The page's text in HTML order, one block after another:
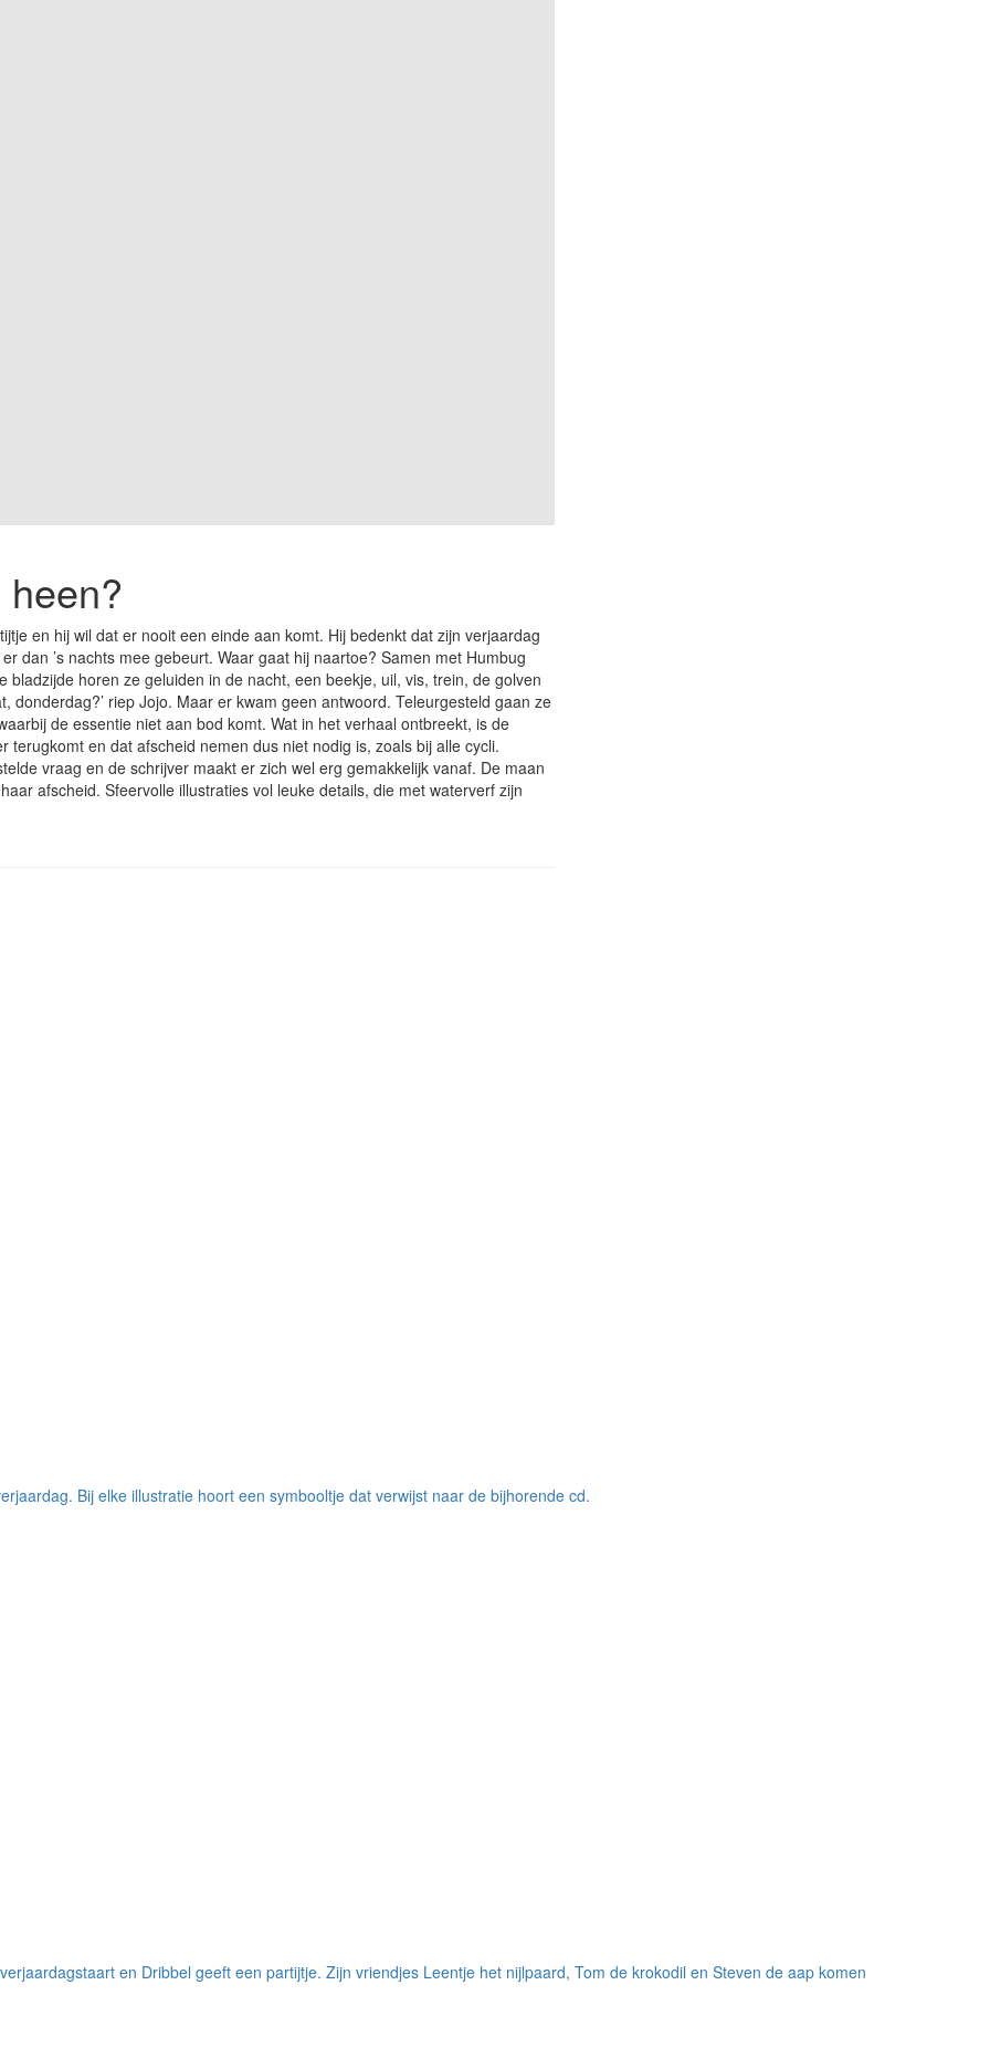
en hij wil dat er nooit een einde aan komt. Hij bedenkt dat zijn verjaardag
dan ’s nachts mee gebeurt. Waar gaat hij naartoe? Samen met Humbug
horen ze geluiden in de nacht, een beekje, uil, vis, trein, de golven
donderdag?’ riep Jojo. Maar er kwam geen antwoord. Teleurgesteld gaan ze
de essentie niet aan bod komt. Wat in het verhaal ontbreekt, is de
en dat afscheid nemen dus niet nodig is, zoals bij alle cycli.
vraag en de schrijver maakt er zich wel erg gemakkelijk vanaf. De maan
afscheid. Sfeervolle illustraties vol leuke details, die met waterverf zijn
Bij elke illustratie hoort een symbooltje dat verwijst naar de bijhorende cd.
en Dribbel geeft een partijtje. Zijn vriendjes Leentje het nijlpaard, Tom de krokodil en Steven de aap komen